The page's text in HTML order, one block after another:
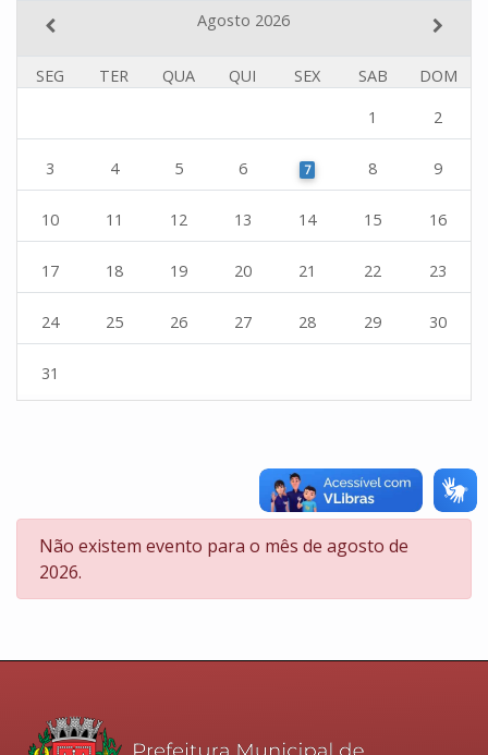
Agosto 2026
SEG TER QUA QUI SEX SAB
DOM
1
2
3 4 5 6 7 8 9
10 11 12 13 14 15 16
17 18 19 20 21 22 23
24 25 26 27 28 29 30
31
Error:
Não existem evento para o mês de agosto de
2026.